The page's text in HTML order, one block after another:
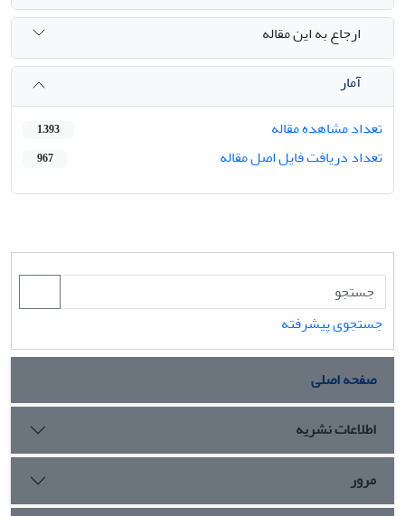
ارجاع به این مقاله
آمار
تعداد مشاهده مقاله
1,393
تعداد دریافت فایل اصل مقاله 967
جستجوی پیشرفته
صفحه اصلی
اطلاعات نشریه
مرور